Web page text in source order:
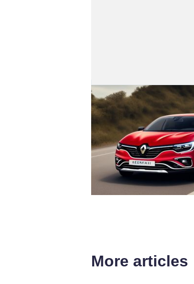
More articles